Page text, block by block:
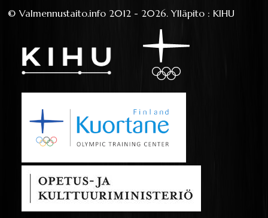
© Valmennustaito.info2012 - 2026.Ylläpito: KIHU